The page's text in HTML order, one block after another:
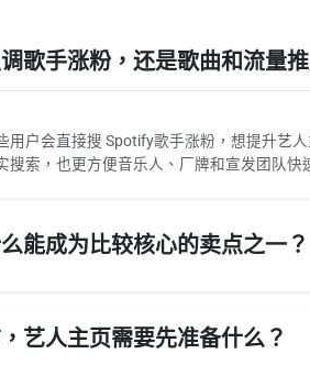
歌手涨粉，还是歌曲和流量推
用户会直接搜 Spotify歌手涨粉，想提升艺
搜索，也更方便音乐人、厂牌和宣发团队快
能成为比较核心的卖点之一？
艺人主页需要先准备什么？